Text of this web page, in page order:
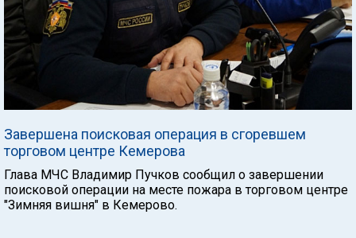
Завершена поисковая операция в сгоревшем
торговом центре Кемерова
Глава МЧС Владимир Пучков сообщил о завершении
поисковой операции на месте пожара в торговом центре
"Зимняя вишня" в Кемерово.